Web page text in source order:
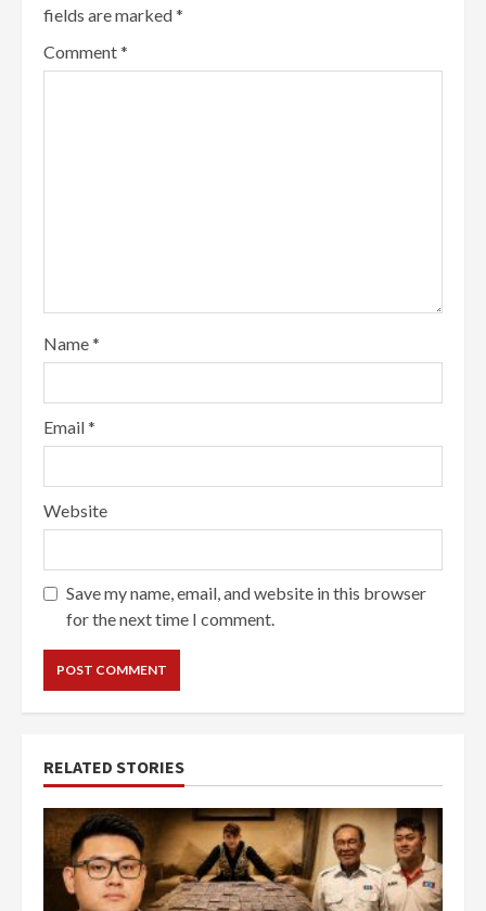
fields are marked*
Comment*
Name*
Email*
Website
Save my name, email, and website in this browser
for the next time I comment.
RELATED STORIES